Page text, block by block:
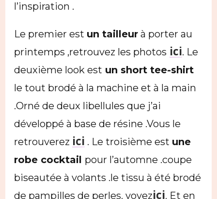
l’inspiration .
Le premier est un tailleur à porter au
printemps ,retrouvez les photos ici. Le
deuxième look est un short tee-shirt
le tout brodé à la machine et à la main
.Orné de deux libellules que j’ai
développé à base de résine .Vous le
retrouverez ici . Le troisième est une
robe cocktail pour l’automne .coupe
biseautée à volants .le tissu à été brodé
de pampilles de perles. voyezici. Et en